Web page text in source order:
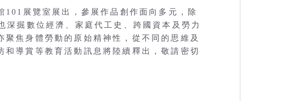
101展覽室展出，參展作品創作面向多元，除
掘數位經濟、家庭代工史、跨國資本及勞力
焦身體勞動的原始精神性，從不同的思維及
導賞等教育活動訊息將陸續釋出，敬請密切